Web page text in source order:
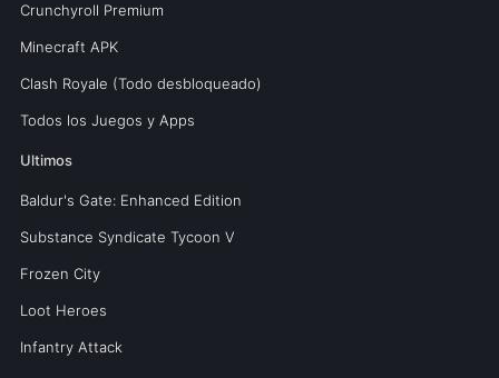
Crunchyroll Premium
Minecraft APK
Clash Royale (Todo desbloqueado)
Todos los Juegos y Apps
Ultimos
Baldur's Gate: Enhanced Edition
Substance Syndicate Tycoon V
Frozen City
Loot Heroes
Infantry Attack